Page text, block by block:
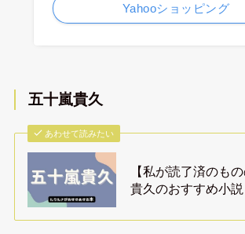
Yahooショッピング
五十嵐貴久
あわせて読みたい
【私が読了済のも
貴久のおすすめ小説